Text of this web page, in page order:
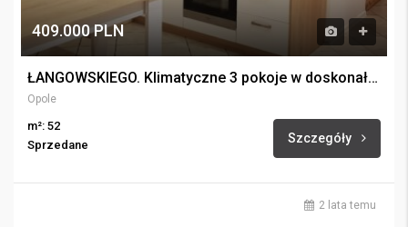
409.000 PLN
ŁANGOWSKIEGO. Klimatyczne 3 pokoje w doskonałej lokalizacji.
Opole
m²: 52
Sprzedane
Szczegóły
2 lata temu